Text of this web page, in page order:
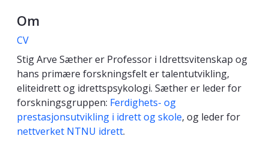
Om
CV
Stig Arve Sæther er Professor i Idrettsvitenskap og
hans primære forskningsfelt er talentutvikling,
eliteidrett og idrettspsykologi. Sæther er leder for
forskningsgruppen: Ferdighets- og
prestasjonsutvikling i idrett og skole, og leder for
nettverket NTNU idrett.